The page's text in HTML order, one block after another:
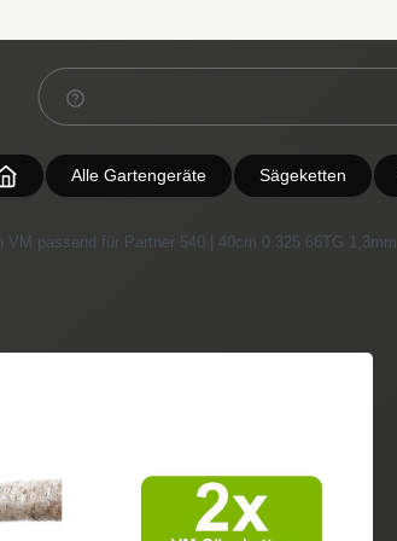
Alle Gartengeräte Sägeketten
VM passend für Partner 540 | 40cm 0.325 66TG 1,3mm